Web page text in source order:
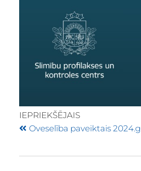
IEPRIEKŠĒJAIS
Oveselība paveiktais